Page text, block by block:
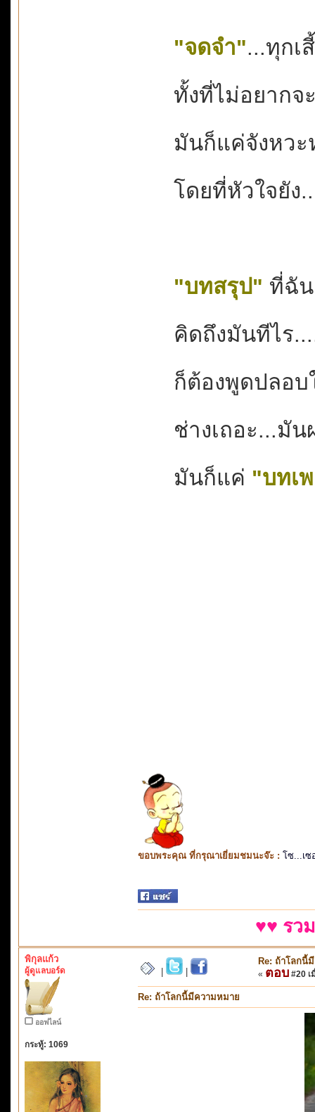
"จดจำ"...ทุกเ
ทั้งที่ไม่อยากจ
มันก็แค่จังหวะ
โดยที่หัวใจยัง
"บทสรุป" ที่ฉั
คิดถึงมันทีไร
ก็ต้องพูดปลอบ
ช่างเถอะ...มัน
มันก็แค่ "บทเ
ขอบพระคุณ ที่กรุณาเยี่ยมชมนะจ๊ะ : โซ...เซ
♥♥ รว
พิกุลแก้ว
ผู้ดูแลบอร์ด
ออฟไลน์
กระทู้: 1069
Re: ถ้าโลกนี้
« ตอบ #20 เ
Re: ถ้าโลกนี้มีความหมาย